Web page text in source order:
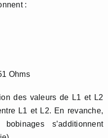
:
Ohms
des valeurs de L1 et L2
L1 et L2. En revanche,
s’additionnent